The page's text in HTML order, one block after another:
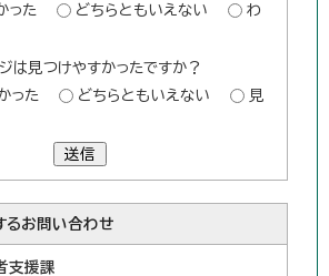
った
どちらともいえない
わ
は見つけやすかったですか？
った
どちらともいえない
見
送信
るお問い合わせ
支援課